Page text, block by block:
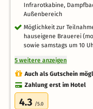
Infrarotkabine,
Außenbereich
Möglichkeit zur
hauseigene Brauerei
sowie samstags um 10
5 weitere anzeigen
Auch als Gutschein
Zahlung erst im Hotel
4.3 /5.0